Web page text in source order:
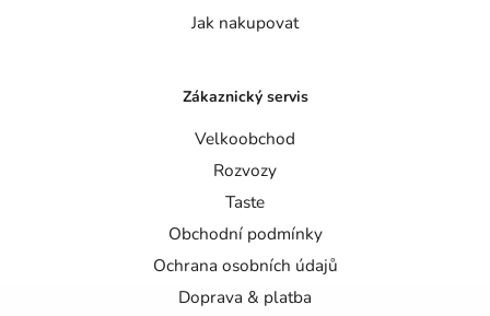
Jak nakupovat
Zákaznický servis
Velkoobchod
Rozvozy
Taste
Obchodní podmínky
Ochrana osobních údajů
Doprava & platba